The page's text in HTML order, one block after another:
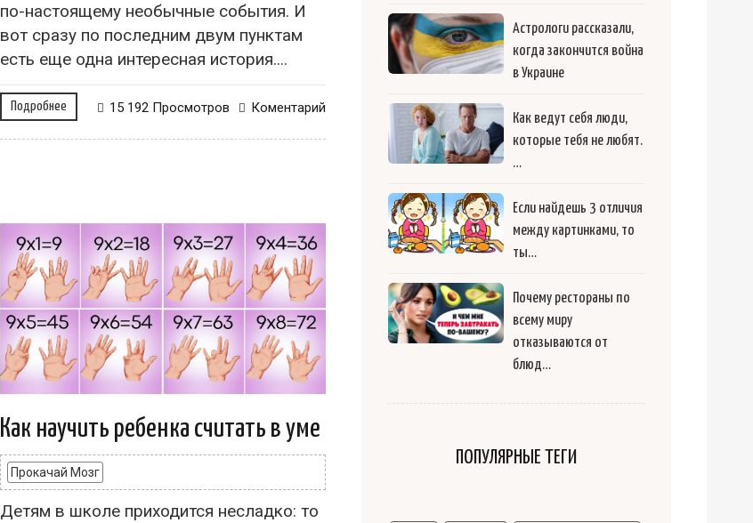
по-настоящему необычные события. И
вот сразу по последним двум пунктам
есть еще одна интересная история....
Подробнее Коментарий
15 192 Просмотров
Как научить ребенка считать в уме
Прокачай Мозг
Детям в школе приходится несладко: то
Астрологи рассказали,
когда закончится война
в Украине
Как ведут себя люди,
которые тебя не любят.
…
Если найдешь 3 отличия
между картинками, то
ты…
Почему рестораны по
всему миру
отказываются от
блюд…
ПОПУЛЯРНЫЕ ТЕГИ